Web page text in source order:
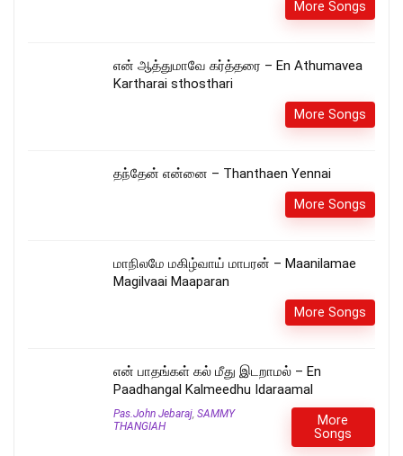
More Songs
என் ஆத்துமாவே கர்த்தரை – En Athumavea
Kartharai sthosthari
More Songs
தந்தேன் என்னை – Thanthaen Yennai
More Songs
மாநிலமே மகிழ்வாய் மாபரன் – Maanilamae
Magilvaai Maaparan
More Songs
என் பாதங்கள் கல் மீது இடறாமல் – En
Paadhangal Kalmeedhu Idaraamal
Pas.John Jebaraj, SAMMY
THANGIAH
More
Songs